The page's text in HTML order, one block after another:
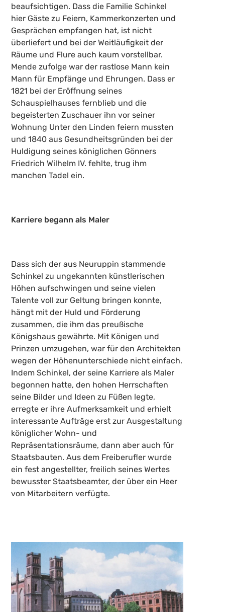
beaufsichtigen. Dass die Familie Schinkel
hier Gäste zu Feiern, Kammerkonzerten und
Gesprächen empfangen hat, ist nicht
überliefert und bei der Weitläufigkeit der
Räume und Flure auch kaum vorstellbar.
Mende zufolge war der rastlose Mann kein
Mann für Empfänge und Ehrungen. Dass er
1821 bei der Eröffnung seines
Schauspielhauses fernblieb und die
begeisterten Zuschauer ihn vor seiner
Wohnung Unter den Linden feiern mussten
und 1840 aus Gesundheitsgründen bei der
Huldigung seines königlichen Gönners
Friedrich Wilhelm IV. fehlte, trug ihm
manchen Tadel ein.
Karriere begann als Maler
Dass sich der aus Neuruppin stammende
Schinkel zu ungekannten künstlerischen
Höhen aufschwingen und seine vielen
Talente voll zur Geltung bringen konnte,
hängt mit der Huld und Förderung
zusammen, die ihm das preußische
Königshaus gewährte. Mit Königen und
Prinzen umzugehen, war für den Architekten
wegen der Höhenunterschiede nicht einfach.
Indem Schinkel, der seine Karriere als Maler
begonnen hatte, den hohen Herrschaften
seine Bilder und Ideen zu Füßen legte,
erregte er ihre Aufmerksamkeit und erhielt
interessante Aufträge erst zur Ausgestaltung
königlicher Wohn- und
Repräsentationsräume, dann aber auch für
Staatsbauten. Aus dem Freiberufler wurde
ein fest angestellter, freilich seines Wertes
bewusster Staatsbeamter, der über ein Heer
von Mitarbeitern verfügte.